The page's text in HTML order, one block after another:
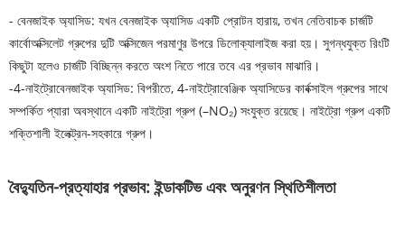
- বেনজাইক অ্যাসিড: যখন বেনজাইক অ্যাসিড একটি প্রোটন হারায়, তখন নেতিবাচক চার্জটি
কার্বোঅক্সিলেট গ্রুপের দুটি অক্সিজেন পরমাণুর উপরে ডিলোক্যালাইজ করা হয়। সুগন্ধযুক্ত রিংটি
কিছুটা হলেও চার্জটি বিচ্ছিন্ন করতে অংশ নিতে পারে তবে এর প্রভাব মাঝারি।
-4-নাইট্রোবেনজাইক অ্যাসিড: বিপরীতে, 4-নাইট্রোবেঞ্জিক অ্যাসিডের কার্বক্সাইল গ্রুপের সাথে
সম্পর্কিত প্যারা অবস্থানে একটি নাইট্রো গ্রুপ (–NO₂) সংযুক্ত রয়েছে। নাইট্রো গ্রুপ একটি
শক্তিশালী ইলেক্ট্রন-সহকারে গ্রুপ।
বৈদ্যুতিন-প্রত্যাহার প্রভাব: ইন্ডাকটিভ এবং অনুরণন স্থিতিশীলতা